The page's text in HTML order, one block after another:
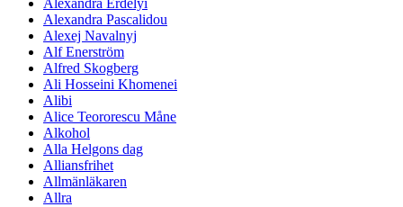
Alexandra Pascalidou
Alexej Navalnyj
Alf Enerström
Alfred Skogberg
Ali Hosseini Khomenei
Alibi
Alice Teororescu Måne
Alkohol
Alla Helgons dag
Alliansfrihet
Allmänläkaren
Allra